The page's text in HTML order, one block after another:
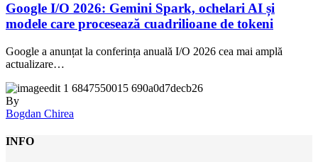
Google I/O 2026: Gemini Spark, ochelari AI și
modele care procesează cuadrilioane de tokeni
Google a anunțat la conferința anuală I/O 2026 cea mai amplă
actualizare…
By
Bogdan Chirea
INFO